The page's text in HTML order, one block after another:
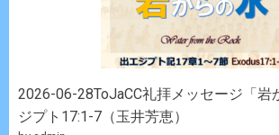
2026-06-28ToJaCC礼拝メッセージ「岩
ジプト17:1-7（玉井芳恵）